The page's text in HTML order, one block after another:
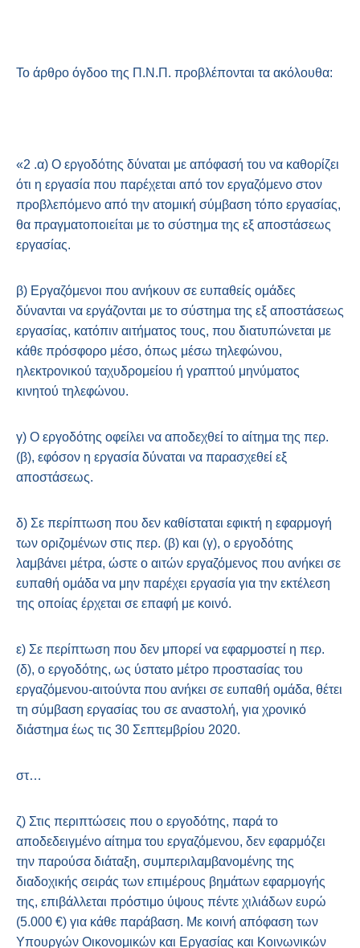
Το άρθρο όγδοο της Π.Ν.Π. προβλέπονται τα ακόλουθα:
«2 .α) Ο εργοδότης δύναται με απόφασή του να καθορίζει
ότι η εργασία που παρέχεται από τον εργαζόμενο στον
προβλεπόμενο από την ατομική σύμβαση τόπο εργασίας,
θα πραγματοποιείται με το σύστημα της εξ αποστάσεως
εργασίας.
β) Εργαζόμενοι που ανήκουν σε ευπαθείς ομάδες
δύνανται να εργάζονται με το σύστημα της εξ αποστάσεως
εργασίας, κατόπιν αιτήματος τους, που διατυπώνεται με
κάθε πρόσφορο μέσο, όπως μέσω τηλεφώνου,
ηλεκτρονικού ταχυδρομείου ή γραπτού μηνύματος
κινητού τηλεφώνου.
γ) Ο εργοδότης οφείλει να αποδεχθεί το αίτημα της περ.
(β), εφόσον η εργασία δύναται να παρασχεθεί εξ
αποστάσεως.
δ) Σε περίπτωση που δεν καθίσταται εφικτή η εφαρμογή
των οριζομένων στις περ. (β) και (γ), ο εργοδότης
λαμβάνει μέτρα, ώστε ο αιτών εργαζόμενος που ανήκει σε
ευπαθή ομάδα να μην παρέχει εργασία για την εκτέλεση
της οποίας έρχεται σε επαφή με κοινό.
ε) Σε περίπτωση που δεν μπορεί να εφαρμοστεί η περ.
(δ), ο εργοδότης, ως ύστατο μέτρο προστασίας του
εργαζόμενου-αιτούντα που ανήκει σε ευπαθή ομάδα, θέτει
τη σύμβαση εργασίας του σε αναστολή, για χρονικό
διάστημα έως τις 30 Σεπτεμβρίου 2020.
στ…
ζ) Στις περιπτώσεις που ο εργοδότης, παρά το
αποδεδειγμένο αίτημα του εργαζόμενου, δεν εφαρμόζει
την παρούσα διάταξη, συμπεριλαμβανομένης της
διαδοχικής σειράς των επιμέρους βημάτων εφαρμογής
της, επιβάλλεται πρόστιμο ύψους πέντε χιλιάδων ευρώ
(5.000 €) για κάθε παράβαση. Με κοινή απόφαση των
Υπουργών Οικονομικών και Εργασίας και Κοινωνικών